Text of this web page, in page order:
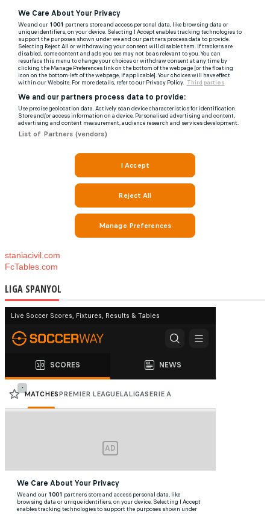
staniacivil.com
FcTables.com
LIGA SPANYOL